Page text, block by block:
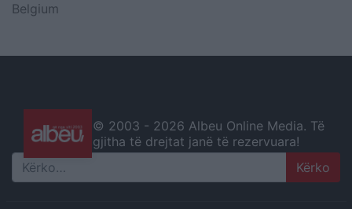
Belgium
© 2003 - 2026 Albeu Online Media. Të
gjitha të drejtat janë të rezervuara!
Search